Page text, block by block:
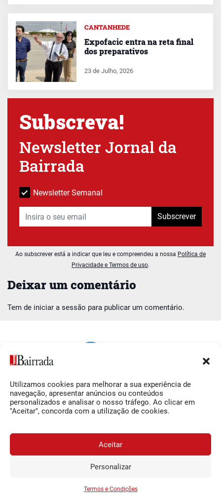
Utilizamos cookies para melhorar a sua experiência de
navegação, apresentar anúncios ou conteúdos
personalizados e analisar o nosso tráfego. Ao clicar em
"Aceitar", concorda com a utilização de cookies.
Aceitar
Personalizar
Termos e Condições
Deixar um comentário
Tem de iniciar a sessão para publicar um comentário.
CANTANHEDE
Expofacic entra na reta final
dos preparativos
23 de Julho, 2026
Subscreva!
Newsletter Jornal da
Bairrada
Newsletter Semanal
Subscrever
Ao subscrever está a indicar que leu e compreendeu a nossa Política de
Privacidade e Termos de uso.
0,34€/semana
Siga-nos
Facebook
O Jornal da Bairrada
Contactos
Termos e Condições
© 2026 Jornal da Bairrada